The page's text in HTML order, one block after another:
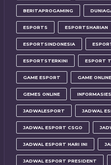
BERITAPROGAMING
ESPORTS ESPORTSHARIAN
ESPORTSINDONESIA
ESPORTSTERKINI ESPORT
GAME ESPORT GAME ONLINE
GEMES ONLINE
JADWALESPORT JADWAL
JADWAL ESPORT CSGO
JADWAL ESPORT HARI INI
JADWAL ESPORT PRESIDENT